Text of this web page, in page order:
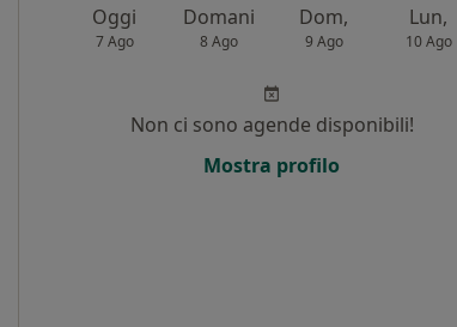
Oggi
7 Ago
Domani
8 Ago
Dom,
9 Ago
Lun,
10 Ago
Non ci sono agende disponibili!
Mostra profilo